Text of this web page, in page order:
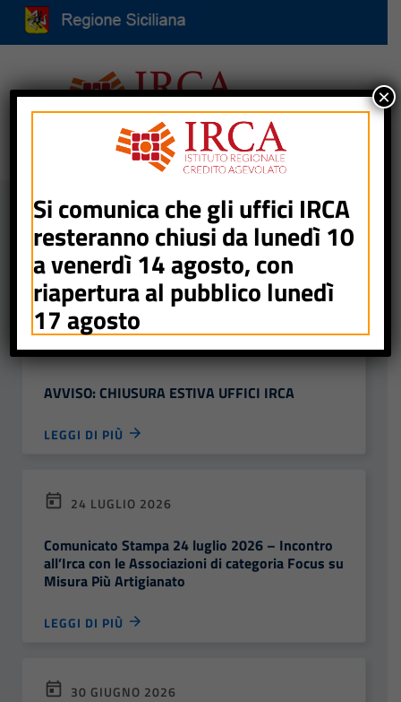
Vai ai contenuti
Vai al menu di navigazione
Vai al footer
Attiva / disattiva la navigazione
Maricetta Quattrocchi
Autore:Maricetta Quattrocchi
Pagina 1 di 1
7 AGOSTO 2026
AVVISO: CHIUSURA ESTIVA UFFICI IRCA
LEGGI DI PIÙ
24 LUGLIO 2026
Comunicato Stampa 24 luglio 2026 – Incontro
all’Irca con le Associazioni di categoria Focus su
Misura Più Artigianato
LEGGI DI PIÙ
30 GIUGNO 2026
Si comunica che gli uffici IRCA
resteranno chiusi da lunedì 10
a venerdì 14 agosto, con
riapertura al pubblico lunedì
17 agosto
×